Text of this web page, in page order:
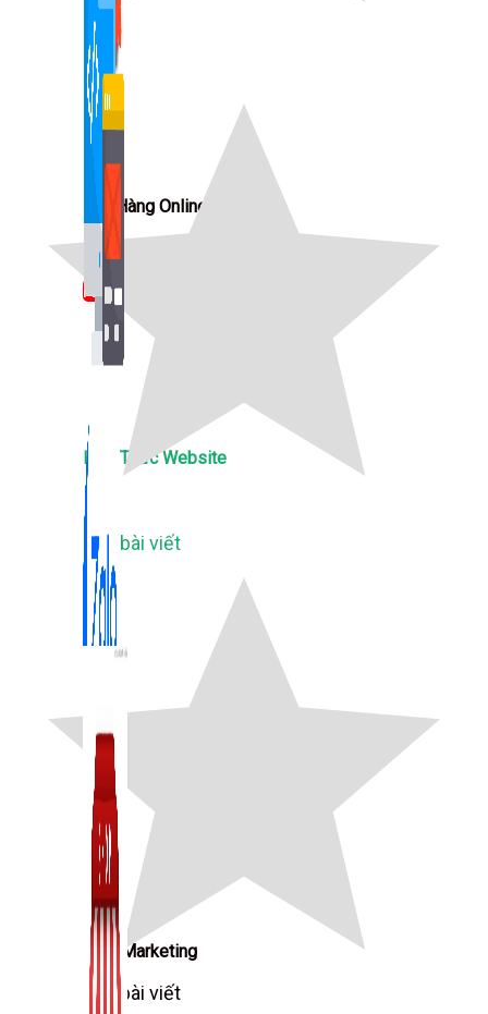
Bán Hàng Online
2,632 bài viết
New
Zalo Marketing
104 bài viết
Kiến Thức Website
309 bài viết